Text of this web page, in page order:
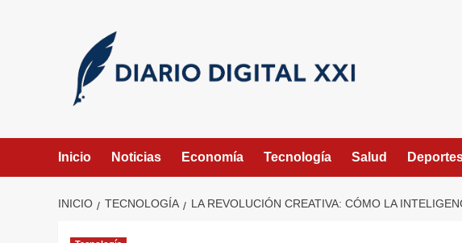
Inicio Noticias Economía Tecnología Salud
INICIO TECNOLOGÍA LA REVOLUCIÓN CREATIVA: CÓMO LA